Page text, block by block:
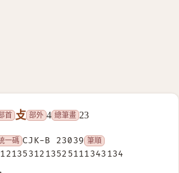
首 攴 部外 4 總筆畫 23
一碼 CJK-B 23039 筆順